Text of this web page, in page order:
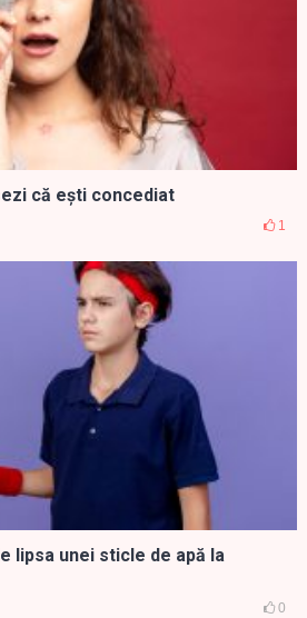
că ești concediat
1
lipsa unei sticle de apă la
0